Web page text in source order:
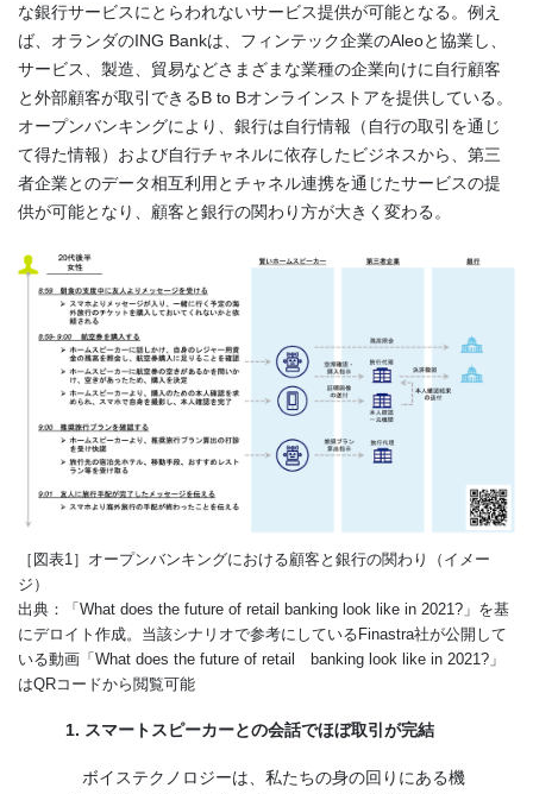
な銀行サービスにとらわれないサービス提供が可能となる。例え
ば、オランダのING Bankは、フィンテック企業のAleoと協業し、
サービス、製造、貿易などさまざまな業種の企業向けに自行顧客
と外部顧客が取引できるB to Bオンラインストアを提供している。
オープンバンキングにより、銀行は自行情報（自行の取引を通じ
て得た情報）および自行チャネルに依存したビジネスから、第三
者企業とのデータ相互利用とチャネル連携を通じたサービスの提
供が可能となり、顧客と銀行の関わり方が大きく変わる。
［図表1］オープンバンキングにおける顧客と銀行の関わり（イメー
ジ）
出典：「What does the future of retail banking look like in 2021?」を基
にデロイト作成。当該シナリオで参考にしているFinastra社が公開して
いる動画「What does the future of retail banking look like in 2021?」
はQRコードから閲覧可能
1. スマートスピーカーとの会話でほぼ取引が完結
ボイステクノロジーは、私たちの身の回りにある機